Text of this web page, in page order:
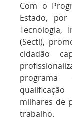
Com o
Estado,
Tecnologia,
(Secti),
cidadão
milhares de
trabalho.